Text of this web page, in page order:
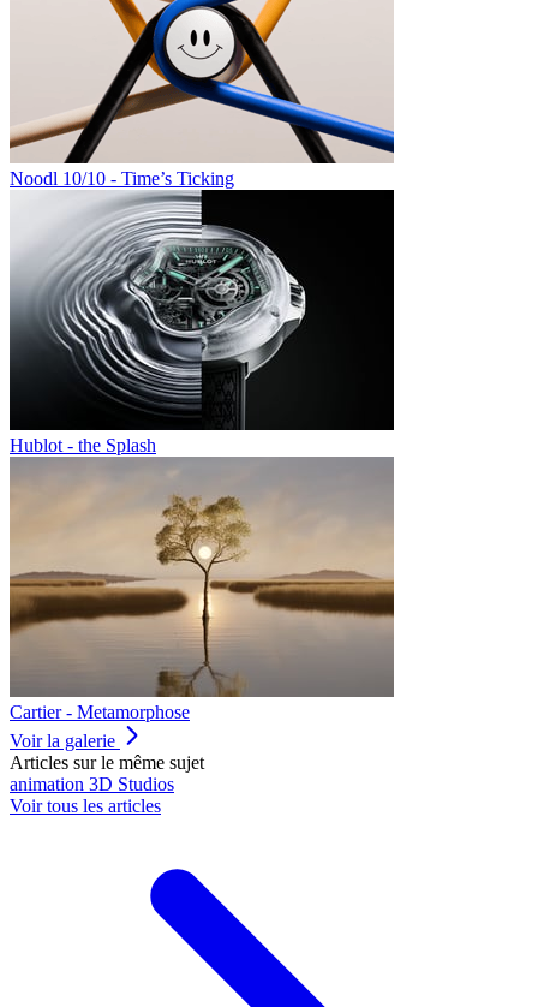
Noodl 10/10 - Time’s Ticking
Hublot - the Splash
Cartier - Metamorphose
Voir la galerie
Articles sur le même sujet
animation 3D Studios
Voir tous les articles